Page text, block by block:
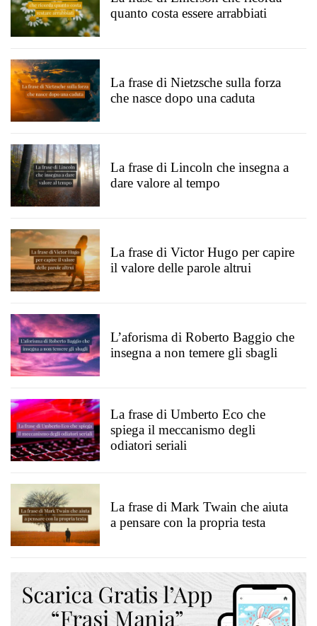
quanto costa essere arrabbiati
La frase di Nietzsche sulla forza
che nasce dopo una caduta
La frase di Lincoln che insegna a
dare valore al tempo
La frase di Victor Hugo per capire
il valore delle parole altrui
L’aforisma di Roberto Baggio che
insegna a non temere gli sbagli
La frase di Umberto Eco che
spiega il meccanismo degli
odiatori seriali
La frase di Mark Twain che aiuta
a pensare con la propria testa